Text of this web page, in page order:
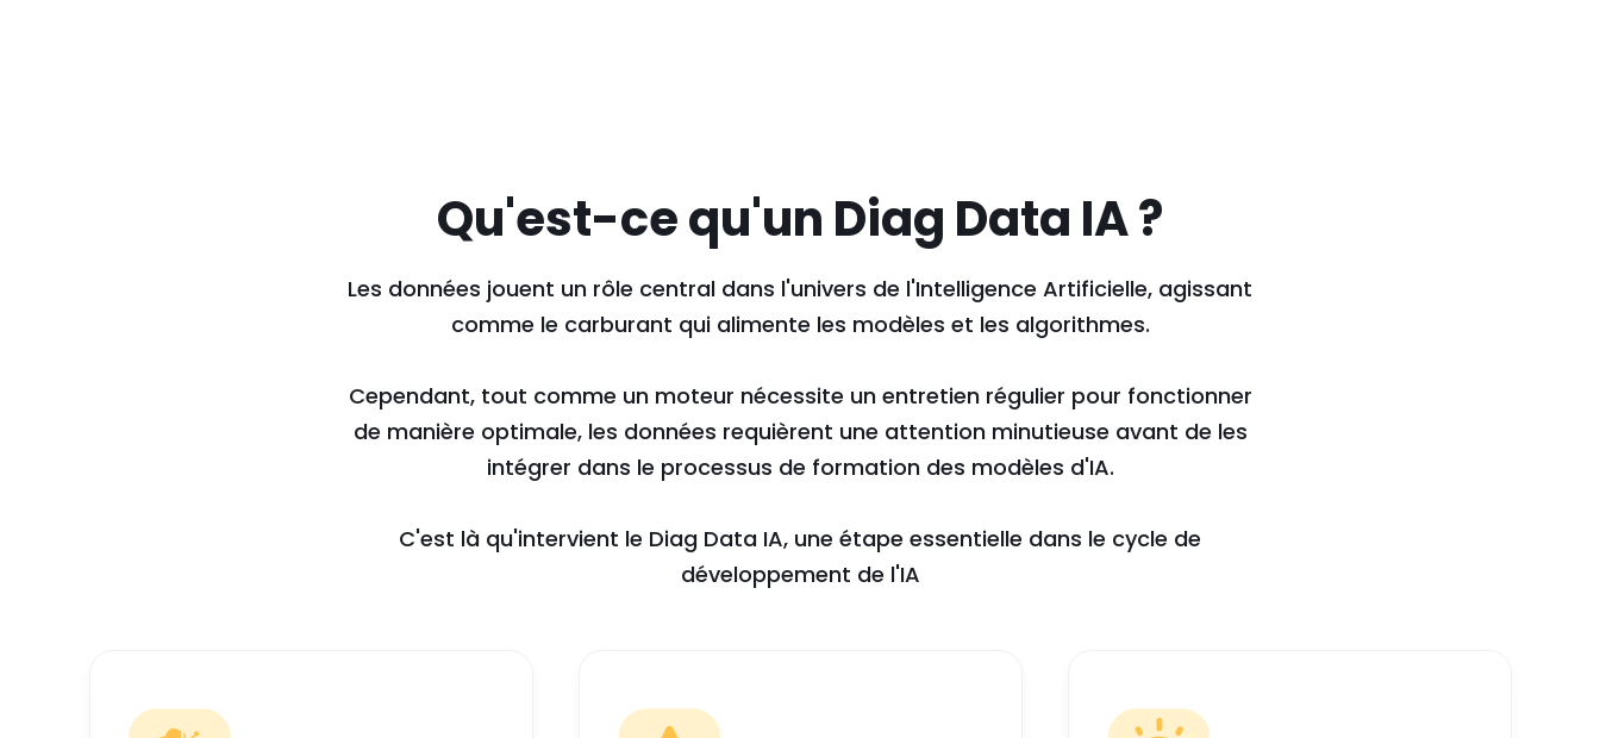
Qu'est-ce qu'un Diag Data IA ?
Les données jouent un rôle central dans l'univers de l'Intelligence Artificielle, agissant
comme le carburant qui alimente les modèles et les algorithmes.
Cependant, tout comme un moteur nécessite un entretien régulier pour fonctionner
de manière optimale, les données requièrent une attention minutieuse avant de les
intégrer dans le processus de formation des modèles d'IA.
C'est là qu'intervient le Diag Data IA, une étape essentielle dans le cycle de
développement de l'IA